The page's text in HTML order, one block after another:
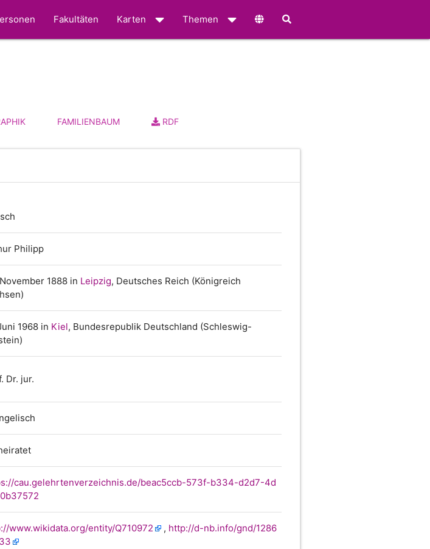
Fakultäten Karten Themen
FAMILIENBAUM RDF
Philipp
1888 in Leipzig, Deutsches Reich (Königreich
1968 in Kiel, Bundesrepublik Deutschland (Schleswig-
Dr. jur.
cau.gelehrtenverzeichnis.de/beac5ccb-573f-b334-d2d7-4d
www.wikidata.org/entity/Q710972 , http://d-nb.info/gnd/1286